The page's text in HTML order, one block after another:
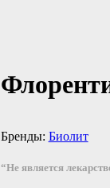
Бренды: Биолит
“Не является